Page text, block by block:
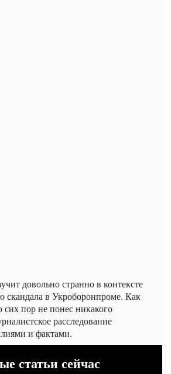
довольно странно в контексте
скандала в Укроборонпроме. Как
сих пор не понес никакого
расследование
и фактами.
статьи сейчас